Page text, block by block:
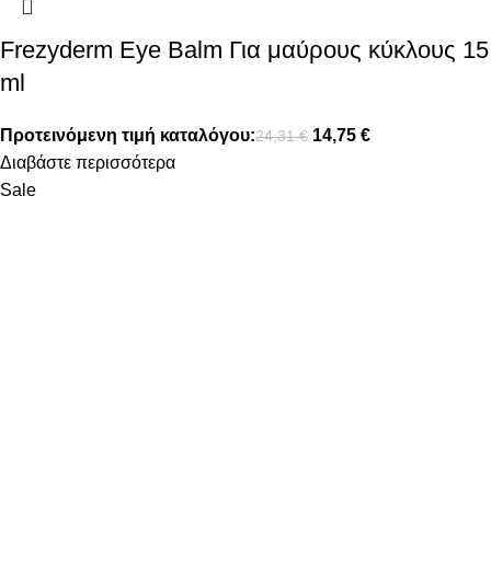
Frezyderm Eye Balm Για μαύρους κύκλους 15
ml
Προτεινόμενη τιμή καταλόγου:24,31€ 14,75 €
Διαβάστε περισσότερα
Sale